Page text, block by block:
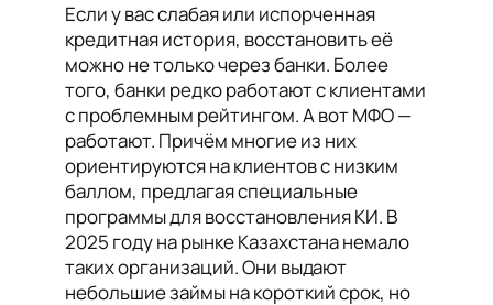
Если у вас слабая или испорченная
кредитная история, восстановить её
можно не только через банки. Более
того, банки редко работают с клиентами
с проблемным рейтингом. А вот МФО —
работают. Причём многие из них
ориентируются на клиентов с низким
баллом, предлагая специальные
программы для восстановления КИ. В
2025 году на рынке Казахстана немало
таких организаций. Они выдают
небольшие займы на короткий срок, но